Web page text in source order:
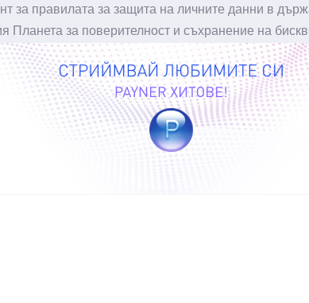
за правилата за защита на личните данни в
Планета за поверителност и съхранение на